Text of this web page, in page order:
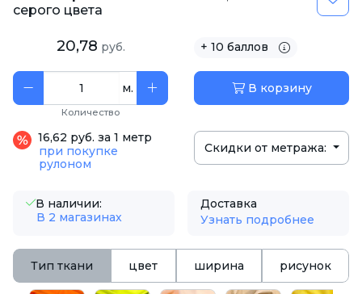
серого цвета
20,78 руб. + 10 баллов
м.
Количество
В корзину
16,62 руб. за 1 метр
при покупке
рулоном
Скидки от метража:
В наличии:
В 2 магазинах
Доставка
Узнать подробнее
Тип ткани цвет ширина рисунок